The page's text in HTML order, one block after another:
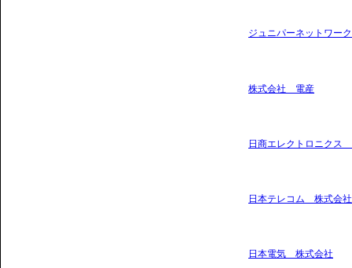
ジュニパーネットワー
株式会社 電産
日商エレクトロニクス
日本テレコム 株式会社
日本電気 株式会社